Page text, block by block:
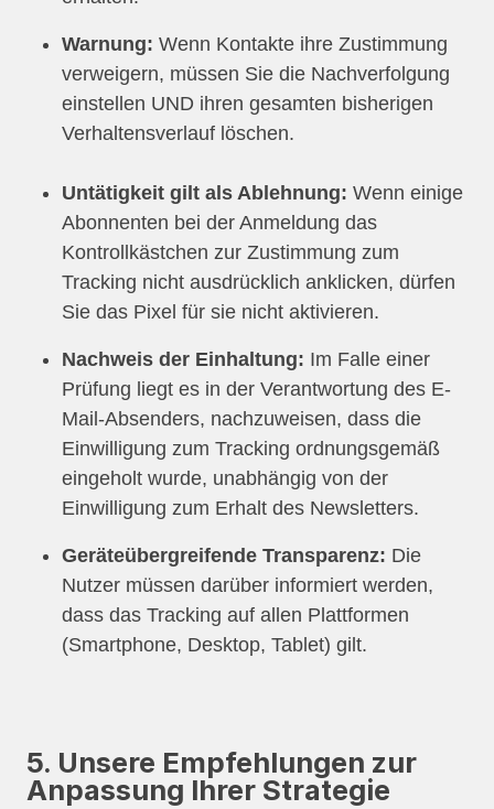
Warnung: Wenn Kontakte ihre Zustimmung
verweigern, müssen Sie die Nachverfolgung
einstellen UND ihren gesamten bisherigen
Verhaltensverlauf löschen.
Untätigkeit gilt als Ablehnung: Wenn einige
Abonnenten bei der Anmeldung das
Kontrollkästchen zur Zustimmung zum
Tracking nicht ausdrücklich anklicken, dürfen
Sie das Pixel für sie nicht aktivieren.
Nachweis der Einhaltung: Im Falle einer
Prüfung liegt es in der Verantwortung des E-
Mail-Absenders, nachzuweisen, dass die
Einwilligung zum Tracking ordnungsgemäß
eingeholt wurde, unabhängig von der
Einwilligung zum Erhalt des Newsletters.
Geräteübergreifende Transparenz: Die
Nutzer müssen darüber informiert werden,
dass das Tracking auf allen Plattformen
(Smartphone, Desktop, Tablet) gilt.
5. Unsere Empfehlungen zur
Anpassung Ihrer Strategie